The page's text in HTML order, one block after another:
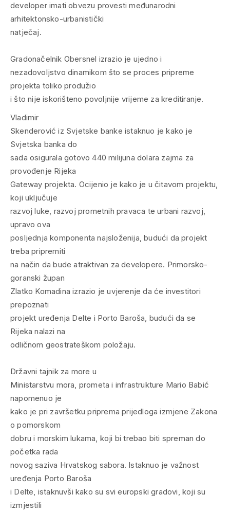
developer imati obvezu provesti međunarodni
arhitektonsko-urbanistički
natječaj.
Gradonačelnik Obersnel izrazio je ujedno i
nezadovoljstvo dinamikom što se proces pripreme
projekta toliko produžio
i što nije iskorišteno povoljnije vrijeme za kreditiranje.
Vladimir
Skenderović iz Svjetske banke istaknuo je kako je
Svjetska banka do
sada osigurala gotovo 440 milijuna dolara zajma za
provođenje Rijeka
Gateway projekta. Ocijenio je kako je u čitavom projektu,
koji uključuje
razvoj luke, razvoj prometnih pravaca te urbani razvoj,
upravo ova
posljednja komponenta najsloženija, budući da projekt
treba pripremiti
na način da bude atraktivan za developere. Primorsko-
goranski župan
Zlatko Komadina izrazio je uvjerenje da će investitori
prepoznati
projekt uređenja Delte i Porto Baroša, budući da se
Rijeka nalazi na
odličnom geostrateškom položaju.
Državni tajnik za more u
Ministarstvu mora, prometa i infrastrukture Mario Babić
napomenuo je
kako je pri završetku priprema prijedloga izmjene Zakona
o pomorskom
dobru i morskim lukama, koji bi trebao biti spreman do
početka rada
novog saziva Hrvatskog sabora. Istaknuo je važnost
uređenja Porto Baroša
i Delte, istaknuvši kako su svi europski gradovi, koji su
izmjestili